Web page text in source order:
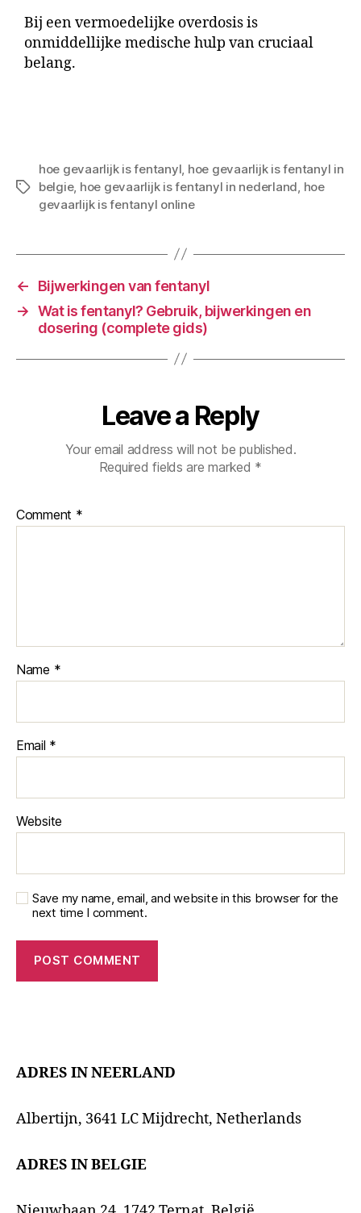
Bij een vermoedelijke overdosis is
onmiddellijke medische hulp van cruciaal
belang.
hoe gevaarlijk is fentanyl, hoe gevaarlijk is fentanyl in
belgie, hoe gevaarlijk is fentanyl in nederland, hoe
gevaarlijk is fentanyl online
←
Bijwerkingen van fentanyl
→ Wat is fentanyl? Gebruik, bijwerkingen en
dosering (complete gids)
Leave a Reply
Your email address will not be published.
Required fields are marked *
Comment *
Name *
Email *
Website
Save my name, email, and website in this browser for the
next time I comment.
ADRES IN NEERLAND
Albertijn, 3641 LC Mijdrecht, Netherlands
ADRES IN BELGIE